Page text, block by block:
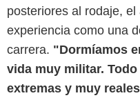
posteriores al rodaje,
experiencia como una
carrera. "Dormíamos
vida muy militar.
extremas y muy